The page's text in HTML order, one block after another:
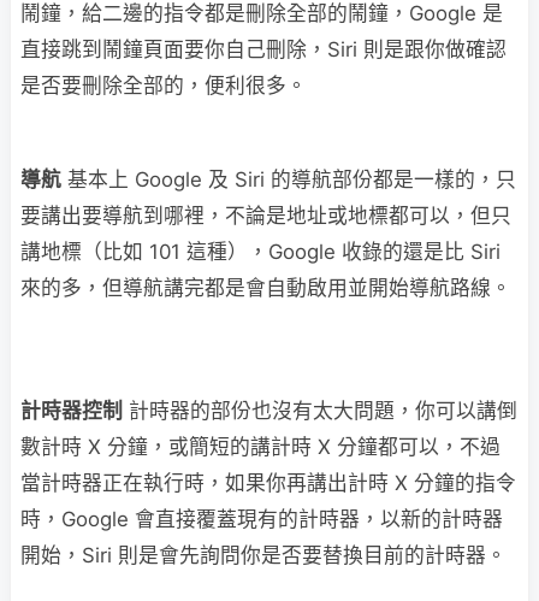
鬧鐘，給二邊的指令都是刪除全部的鬧鐘，Google 是
直接跳到鬧鐘頁面要你自己刪除，Siri 則是跟你做確認
是否要刪除全部的，便利很多。
導航 基本上 Google 及 Siri 的導航部份都是一樣的，只
要講出要導航到哪裡，不論是地址或地標都可以，但只
講地標（比如 101 這種），Google 收錄的還是比 Siri
來的多，但導航講完都是會自動啟用並開始導航路線。
計時器控制 計時器的部份也沒有太大問題，你可以講倒
數計時 X 分鐘，或簡短的講計時 X 分鐘都可以，不過
當計時器正在執行時，如果你再講出計時 X 分鐘的指令
時，Google 會直接覆蓋現有的計時器，以新的計時器
開始，Siri 則是會先詢問你是否要替換目前的計時器。